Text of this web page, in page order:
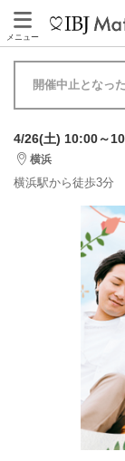
メニュー
開催中止となっ
4/26(土) 10:00～
横浜
横浜駅から徒歩3分